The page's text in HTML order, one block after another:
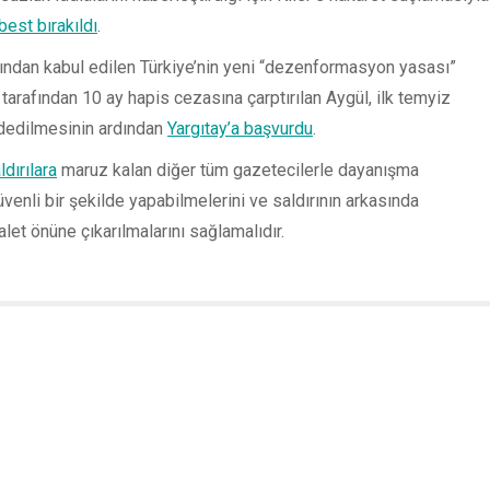
bırakıldı
kabul edilen Türkiye’nin yeni “dezenformasyon yasası”
10 ay hapis cezasına çarptırılan Aygül, ilk temyiz
ardından Yargıtay’a başvurdu
maruz kalan diğer tüm gazetecilerle dayanışma
bir şekilde yapabilmelerini ve saldırının arkasında
çıkarılmalarını sağlamalıdır.